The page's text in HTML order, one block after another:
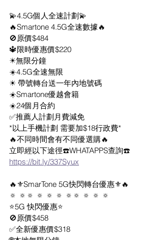
💫4.5G個人全速計劃💫
🔥Smartone 4.5G全速數據🔥
🚫原價$484
🔱限時優惠價$220
☀無限分鐘
☀️4.5G全速無限
☀ 帶號轉台送一年內地號碼
☀️Smartone優越會籍
☀️24個月合約
✅推薦人計劃月費減免
*以上手機計劃 需要加$18行政費*
🔥不同時間會有不同優選購🔥
立即經以下途徑☎️WHATAPPS查詢☎️
https://bit.ly/337Syux
🔥⚜️SmarTone 5G快閃轉台優惠⚜️🔥
🔅 🔅🔅 🔅 🔅 🔅 🔅🔅 🔅 🔅 🔅
⭐️5G 快閃優惠⭐️
🚫原價$458
✅全新優惠價$318